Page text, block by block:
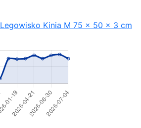
Legowisko Kinia M 75 x 50 x 3 cm